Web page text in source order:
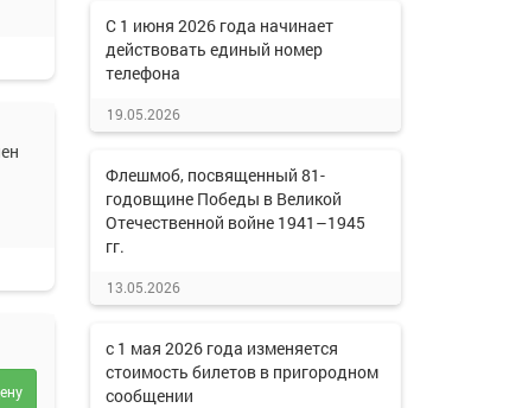
C 1 июня 2026 года начинает
действовать единый номер
телефона
19.05.2026
Флешмоб, посвященный 81-
годовщине Победы в Великой
Отечественной войне 1941–1945
гг.
13.05.2026
с 1 мая 2026 года изменяется
стоимость билетов в пригородном
сообщении